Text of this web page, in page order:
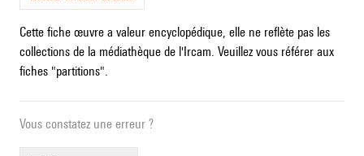
Cette fiche œuvre a valeur encyclopédique, elle ne reflète pas les
collections de la médiathèque de l'Ircam. Veuillez vous référer aux
fiches "partitions".
Vous constatez une erreur ?